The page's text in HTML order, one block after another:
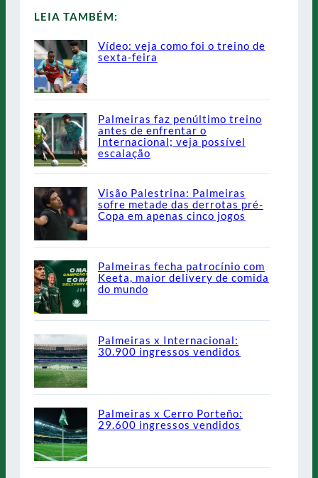
LEIA TAMBÉM:
Vídeo: veja como foi o treino de
sexta-feira
Palmeiras faz penúltimo treino
antes de enfrentar o
Internacional; veja possível
escalação
Visão Palestrina: Palmeiras
sofre metade das derrotas pré-
Copa em apenas cinco jogos
Palmeiras fecha patrocínio com
Keeta, maior delivery de comida
do mundo
Palmeiras x Internacional:
30.900 ingressos vendidos
Palmeiras x Cerro Porteño:
29.600 ingressos vendidos